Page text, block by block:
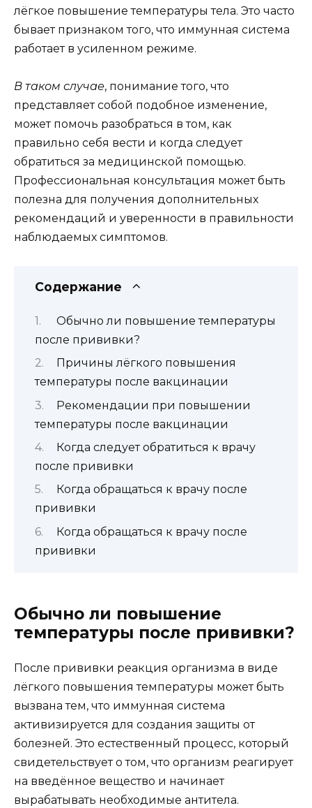
лёгкое повышение температуры тела. Это часто
бывает признаком того, что иммунная система
работает в усиленном режиме.
В таком случае, понимание того, что
представляет собой подобное изменение,
может помочь разобраться в том, как
правильно себя вести и когда следует
обратиться за медицинской помощью.
Профессиональная консультация может быть
полезна для получения дополнительных
рекомендаций и уверенности в правильности
наблюдаемых симптомов.
Содержание
Обычно ли повышение температуры
после прививки?
Причины лёгкого повышения
температуры после вакцинации
Рекомендации при повышении
температуры после вакцинации
Когда следует обратиться к врачу
после прививки
Когда обращаться к врачу после
прививки
Когда обращаться к врачу после
прививки
Обычно ли повышение
температуры после прививки?
После прививки реакция организма в виде
лёгкого повышения температуры может быть
вызвана тем, что иммунная система
активизируется для создания защиты от
болезней. Это естественный процесс, который
свидетельствует о том, что организм реагирует
на введённое вещество и начинает
вырабатывать необходимые антитела.